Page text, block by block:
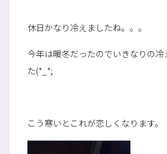
休日かなり冷えましたね。。。
今年は暖冬だったのでいきなりの冷
た(*_*;
こう寒いとこれが恋しくなります。